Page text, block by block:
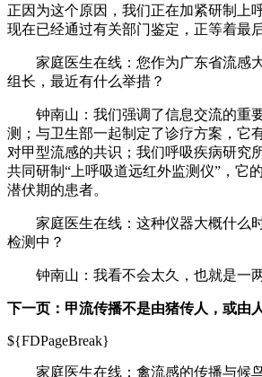
正因为这个原因，我们正在加紧研制上
现在已经通过有关部门鉴定，正等着最
家庭医生在线： 您作为广东省流感
组长，最近有什么举措？
钟南山：我们强调了信息交流的重
测；与卫生部一起制定了诊疗方案，它
对甲型流感的共识；我们呼吸疾病研究
共同研制“上呼吸道远红外监测仪”，它
潜伏期的患者。
家庭医生在线： 这种仪器大概什么
检测中？
钟南山：我看不会太久，也就是一两
下一页：甲流传播不是由猪传人，或由
${FDPageBreak}
家庭医生在线： 禽流感的传播与候